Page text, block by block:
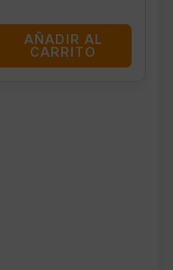
AÑADIR AL
CARRITO